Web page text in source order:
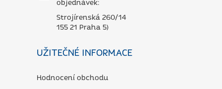
objednávek:
Strojírenská 260/14
155 21 Praha 5)
UŽITEČNÉ INFORMACE
Hodnocení obchodu